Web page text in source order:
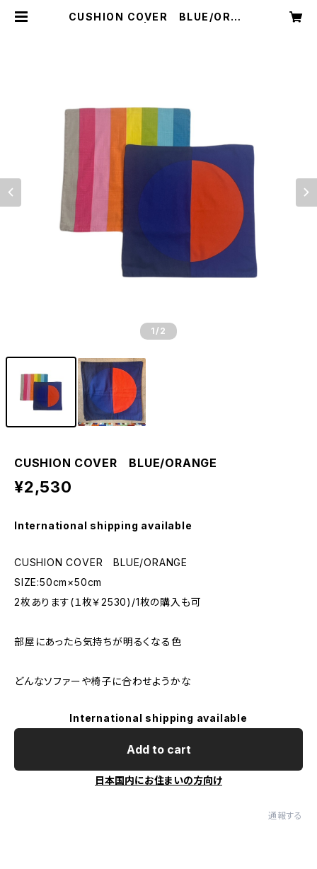
CUSHION COVER BLUE/ORAN
1 /2
CUSHION COVER BLUE/ORANGE
¥2,530
International shipping available
CUSHION COVER BLUE/ORANGE
SIZE:50cm×50cm
2枚あります(１枚￥2530)/1枚の購入も可
部屋にあったら気持ちが明るくなる色
どんなソファーや椅子に合わせようかな
International shipping available
Add to cart
日本国内にお住まいの方向け
通報する